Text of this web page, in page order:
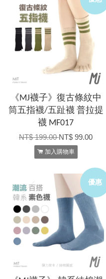
《MJ襪子》復古條紋中
筒五指襪/五趾襪 普拉提
襪 MF017
NT$ 199.00NT$ 99.00
加入購物車
優惠